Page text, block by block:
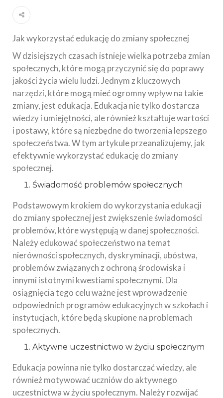
Jak wykorzystać edukację do zmiany społecznej
W dzisiejszych czasach istnieje wielka potrzeba zmian
społecznych, które mogą przyczynić się do poprawy
jakości życia wielu ludzi. Jednym z kluczowych
narzędzi, które mogą mieć ogromny wpływ na takie
zmiany, jest edukacja. Edukacja nie tylko dostarcza
wiedzy i umiejętności, ale również kształtuje wartości
i postawy, które są niezbędne do tworzenia lepszego
społeczeństwa. W tym artykule przeanalizujemy, jak
efektywnie wykorzystać edukację do zmiany
społecznej.
Świadomość problemów społecznych
Podstawowym krokiem do wykorzystania edukacji
do zmiany społecznej jest zwiększenie świadomości
problemów, które występują w danej społeczności.
Należy edukować społeczeństwo na temat
nierówności społecznych, dyskryminacji, ubóstwa,
problemów związanych z ochroną środowiska i
innymi istotnymi kwestiami społecznymi. Dla
osiągnięcia tego celu ważne jest wprowadzenie
odpowiednich programów edukacyjnych w szkołach i
instytucjach, które będą skupione na problemach
społecznych.
Aktywne uczestnictwo w życiu społecznym
Edukacja powinna nie tylko dostarczać wiedzy, ale
również motywować uczniów do aktywnego
uczestnictwa w życiu społecznym. Należy rozwijać